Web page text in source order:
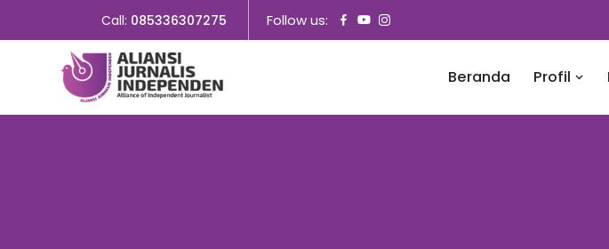
Call: 085336307275 Follow us:
Beranda Profil